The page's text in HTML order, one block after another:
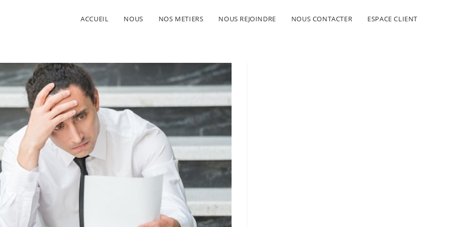
ACCUEIL NOUS NOS METIERS NOUS REJOINDRE NOUS CONTACTER ESPACE CLIENT